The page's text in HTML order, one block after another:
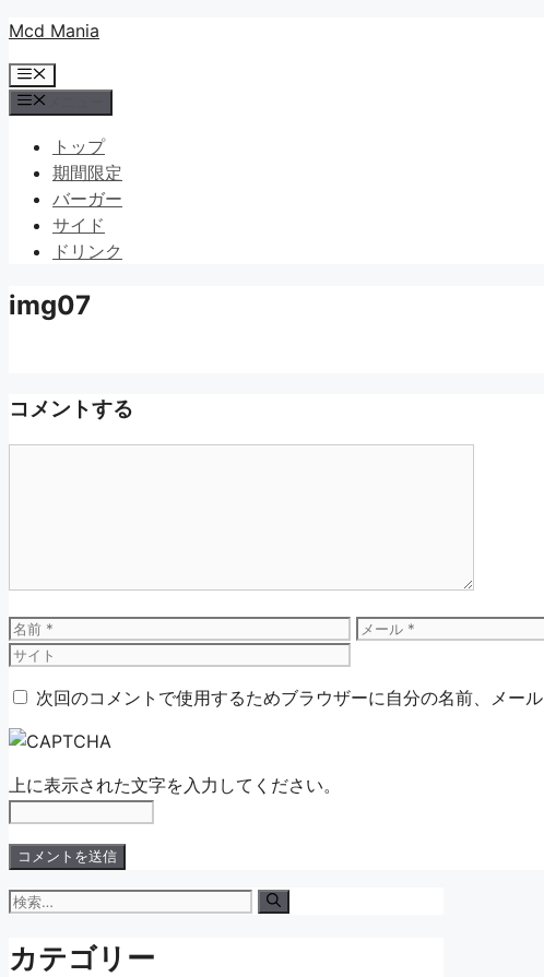
コ
テ
ン
Mcd Mania
メ
ニ
ュ
トップ
期間限定
バーガー
サイド
ドリンク
img07
コメントする
名
前
メ
次回のコメントで使用するためブラウザーに自分の名前、メー
上に表示された文字を入力してください。
検
カテゴリー